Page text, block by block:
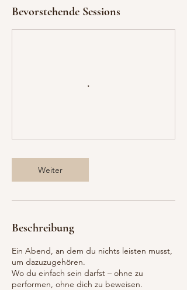
Bevorstehende Sessions
Weiter
Beschreibung
Ein Abend, an dem du nichts leisten musst,
um dazuzugehören.
Wo du einfach sein darfst – ohne zu
performen, ohne dich zu beweisen.